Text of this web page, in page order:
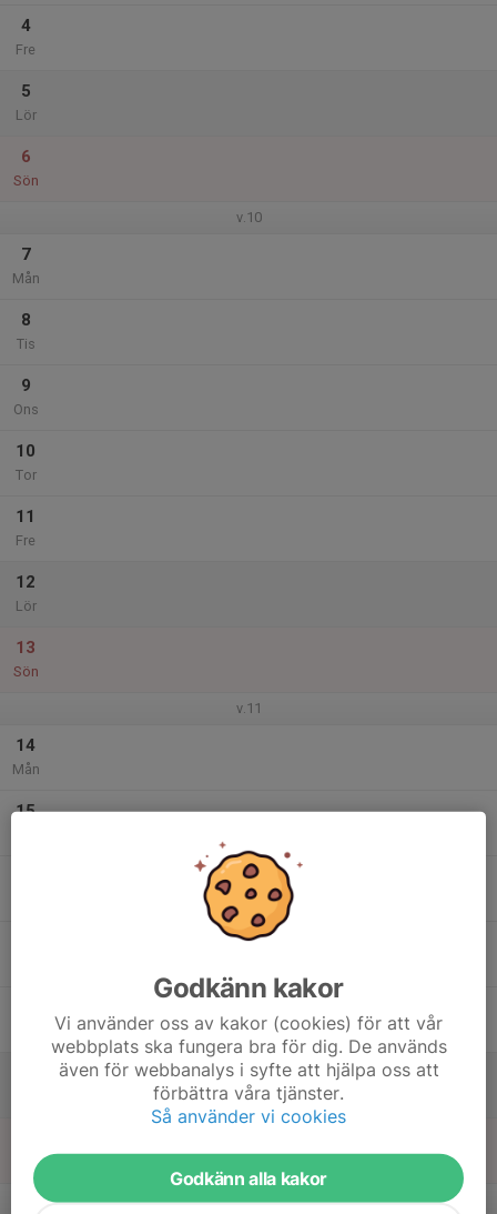
4
Fre
5
Lör
6
Sön
v.10
7
Mån
8
Tis
9
Ons
10
Tor
11
Fre
12
Lör
13
Sön
v.11
14
Mån
15
Sön
13:00
v.12
Godkänn kakor
Vi använder oss av kakor (cookies) för att vår
webbplats ska fungera bra för dig. De används
även för webbanalys i syfte att hjälpa oss att
förbättra våra tjänster.
Så använder vi cookies
Godkänn alla kakor